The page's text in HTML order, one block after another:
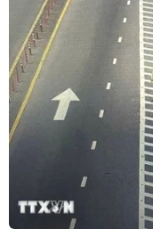
05/08/2026 07:40
CƠ QUAN CHỦ QUẢN: